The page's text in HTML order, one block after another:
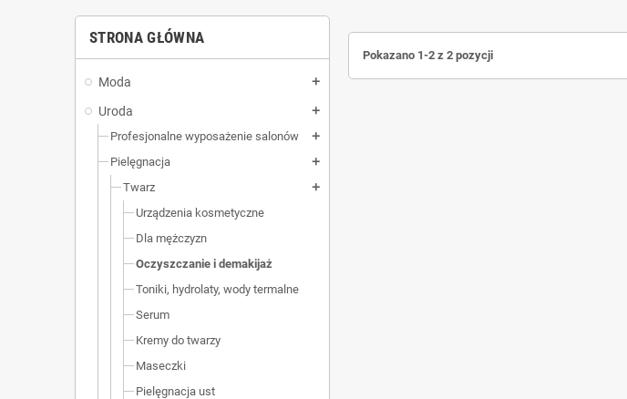
STRONA GŁÓWNA
Moda add
Uroda add
Profesjonalne wyposażenie salonów add
Pielęgnacja add
Twarz add
Urządzenia kosmetyczne
Dla mężczyzn
Oczyszczanie i demakijaż
Toniki, hydrolaty, wody termalne
Serum
Kremy do twarzy
Maseczki
Pielęgnacja ust
Pokazano 1-2 z 2 pozycji